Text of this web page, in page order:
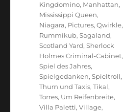
Kingdomino, Manhattan,
Mississippi Queen,
Niagara, Pictures,Qwirkle,
Rummikub,Sagaland,
Scotland Yard,Sherlock
Holmes Criminal-Cabinet,
Spiel des Jahres,
Spielgedanken,Spieltroll,
Thurn und Taxis,Tikal,
Torres, Um Reifenbreite,
Villa Paletti,Village,